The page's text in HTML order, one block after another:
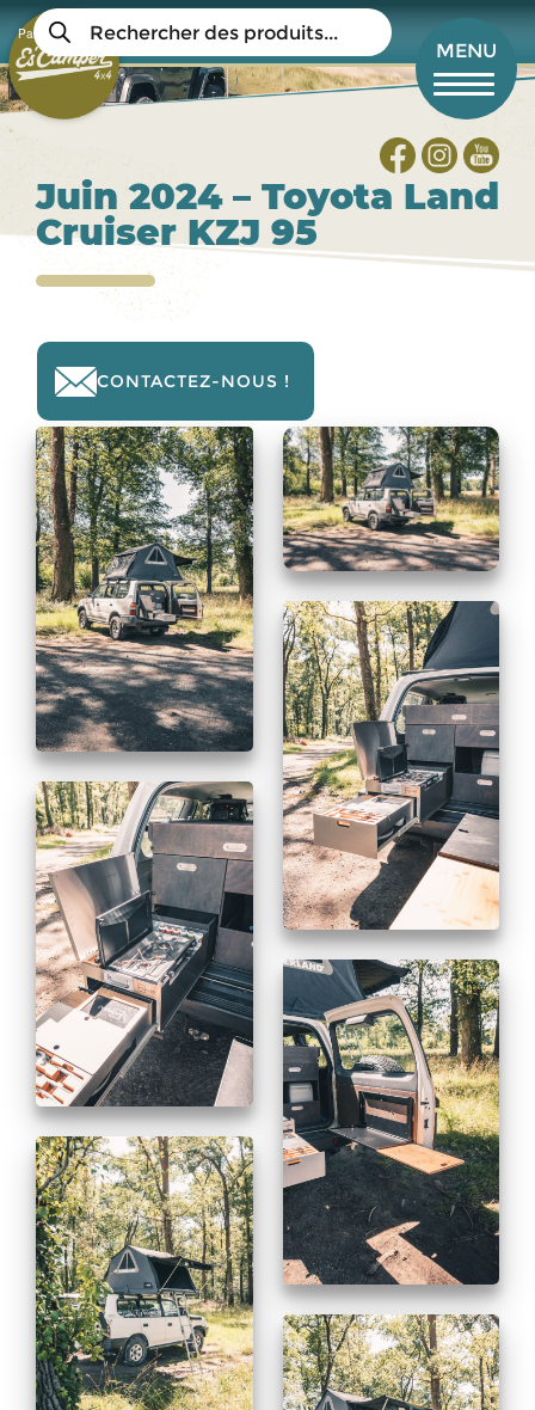
Aller
au
contenu
principal
Panier Mon compte
Recherche
de
produits
MENU
Juin 2024 – Toyota Land
Cruiser KZJ 95
CONTACTEZ-NOUS !